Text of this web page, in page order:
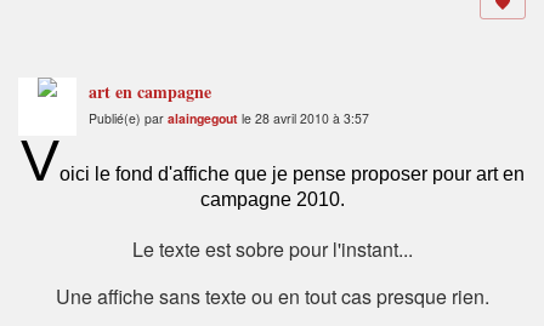
art en campagne
Publié(e) par alaingegout le 28 avril 2010 à 3:57
Voici le fond d'affiche que je pense proposer pour art en
campagne 2010.
Le texte est sobre pour l'instant...
Une affiche sans texte ou en tout cas presque rien.